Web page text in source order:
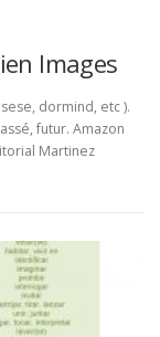
Images
dormind, etc ).
futur. Amazon
Martinez